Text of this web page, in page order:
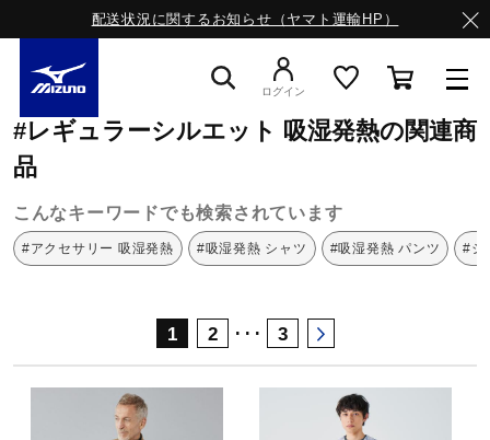
配送状況に関するお知らせ（ヤマト運輸HP）
ライフスタイルウエア
ランニング
サッカー／フットサル
ログイン
ミズノ公式オンライン レギュラーシルエット
#レギュラーシルエット 吸湿発熱の関連商
品
こんなキーワードでも検索されています
#アクセサリー 吸湿発熱 #吸湿発熱 シャツ #吸湿発熱 パンツ #シ
1 2 ･･･ 3